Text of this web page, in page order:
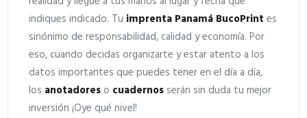
indiques indicado. Tu imprenta Panamá BucoPrintes
sinónimo de responsabilidad, calidad y economía. Por
eso, cuando decidas organizarte y estar atento a los
datos importantes que puedes tener en el día a día,
los anotadores o cuadernos serán sin duda tu mejor
inversión ¡Oye qué nivel!